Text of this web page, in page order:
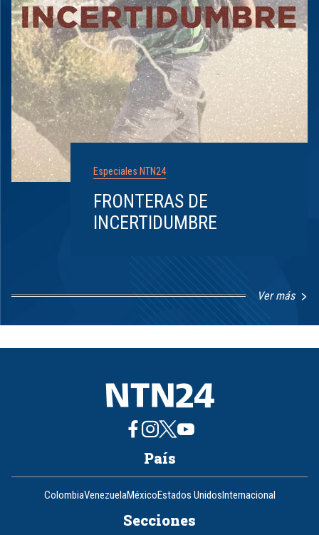
Especiales NTN24
FRONTERAS DE
INCERTIDUMBRE
Ver más
8
País
ColombiaVenezuelaMéxicoEstados UnidosInternacional
Secciones